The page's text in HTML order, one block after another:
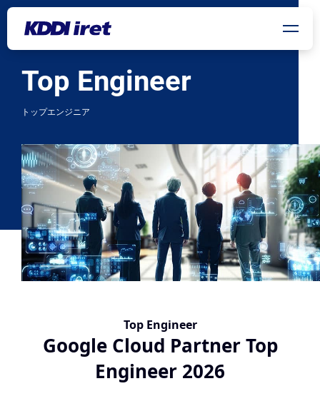
メインコンテンツにスキップ
Top Engineer
トップエンジニア
Top Engineer
Google Cloud Partner Top
Engineer 2026